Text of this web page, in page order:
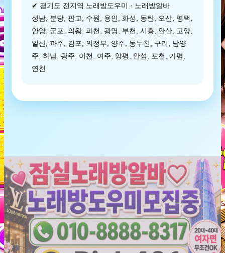
✔ 경기도 전지역 노래방도우미 · 노래방알바
성남, 분당, 판교, 수원, 용인, 화성, 동탄, 오산, 평택,
안양, 군포, 의왕, 과천, 광명, 부천, 시흥, 안산, 고양,
일산, 파주, 김포, 의정부, 양주, 동두천, 구리, 남양
주, 하남, 광주, 이천, 여주, 양평, 안성, 포천, 가평,
연천